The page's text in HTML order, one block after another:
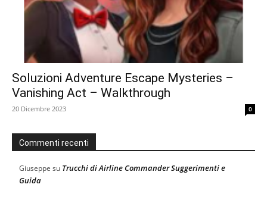
Soluzioni Adventure Escape Mysteries –
Vanishing Act – Walkthrough
20 Dicembre 2023 0
Commenti recenti
Giuseppe su Trucchi di Airline Commander Suggerimenti e
Guida